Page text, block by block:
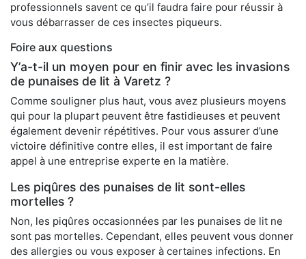
professionnels savent ce qu’il faudra faire pour réussir à
vous débarrasser de ces insectes piqueurs.
Foire aux questions
Y’a-t-il un moyen pour en finir avec les invasions
de punaises de lit à Varetz ?
Comme souligner plus haut, vous avez plusieurs moyens
qui pour la plupart peuvent être fastidieuses et peuvent
également devenir répétitives. Pour vous assurer d’une
victoire définitive contre elles, il est important de faire
appel à une entreprise experte en la matière.
Les piqûres des punaises de lit sont-elles
mortelles ?
Non, les piqûres occasionnées par les punaises de lit ne
sont pas mortelles. Cependant, elles peuvent vous donner
des allergies ou vous exposer à certaines infections. En